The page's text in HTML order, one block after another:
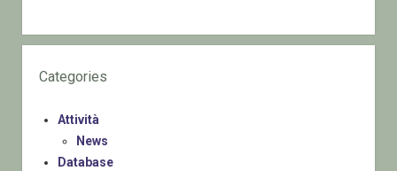
Categories
Attività
News
Database